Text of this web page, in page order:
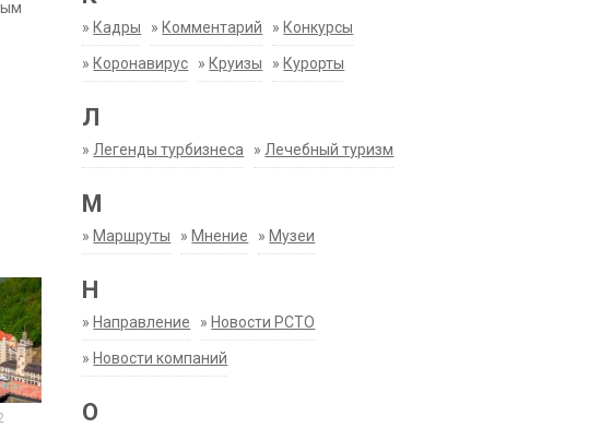
» Кадры » Комментарий » Конкурсы
» Коронавирус » Круизы » Курорты
Л
» Легенды турбизнеса » Лечебный туризм
М
» Маршруты » Мнение » Музеи
Н
» Направление » Новости РСТО
» Новости компаний
О